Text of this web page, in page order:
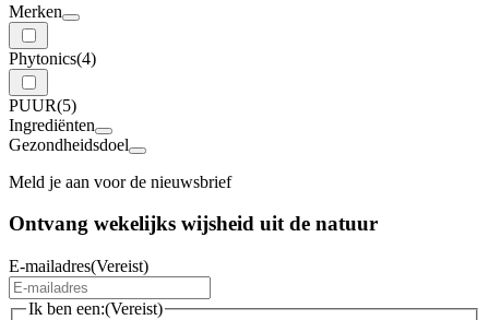
Merken
Phytonics(4)
PUUR(5)
Ingrediënten
Gezondheidsdoel
Meld je aan voor de nieuwsbrief
Ontvang wekelijks wijsheid uit de natuur
E-mailadres(Vereist)
Ik ben een:(Vereist)